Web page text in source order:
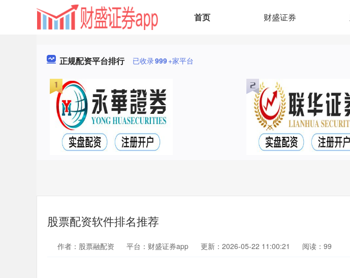
首页 财盛证券
正规配资平台排行 已收录999+家平台
股票配资软件排名推荐
作者：股票融配资 平台：财盛证券app 更新：2026-05-22 11:00:21 阅读：99